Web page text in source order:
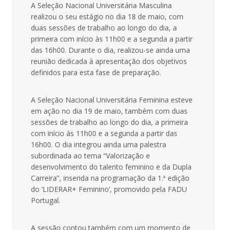
A Seleção Nacional Universitária Masculina
realizou o seu estágio no dia 18 de maio, com
duas sessões de trabalho ao longo do dia, a
primeira com início às 11h00 e a segunda a partir
das 16h00. Durante o dia, realizou-se ainda uma
reunião dedicada à apresentação dos objetivos
definidos para esta fase de preparação.
A Seleção Nacional Universitária Feminina esteve
em ação no dia 19 de maio, também com duas
sessões de trabalho ao longo do dia, a primeira
com início às 11h00 e a segunda a partir das
16h00. O dia integrou ainda uma palestra
subordinada ao tema “Valorização e
desenvolvimento do talento feminino e da Dupla
Carreira”, inserida na programação da 1.ª edição
do ‘LIDERAR+ Feminino’, promovido pela FADU
Portugal.
A sessão contou também com um momento de